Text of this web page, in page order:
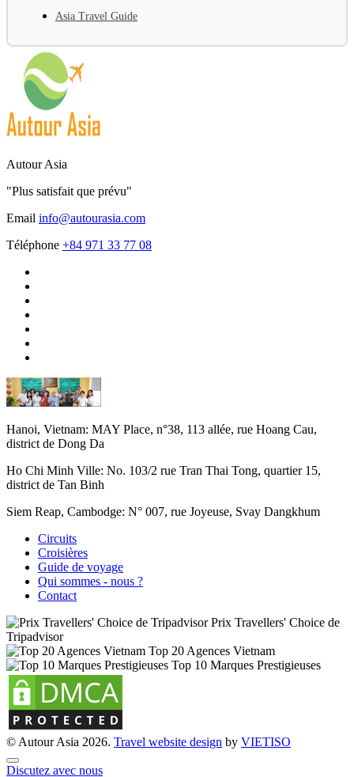
Asia Travel Guide
Autour Asia
"Plus satisfait que prévu"
Email info@autourasia.com
Téléphone +84 971 33 77 08
Hanoi, Vietnam: MAY Place, n°38, 113 allée, rue Hoang Cau,
district de Dong Da
Ho Chi Minh Ville: No. 103/2 rue Tran Thai Tong, quartier 15,
district de Tan Binh
Siem Reap, Cambodge: N° 007, rue Joyeuse, Svay Dangkhum
Circuits
Croisières
Guide de voyage
Qui sommes - nous ?
Contact
Prix Travellers' Choice de
Tripadvisor
Top 20 Agences Vietnam
Top 10 Marques Prestigieuses
© Autour Asia 2026. Travel website design by VIETISO
Discutez avec nous